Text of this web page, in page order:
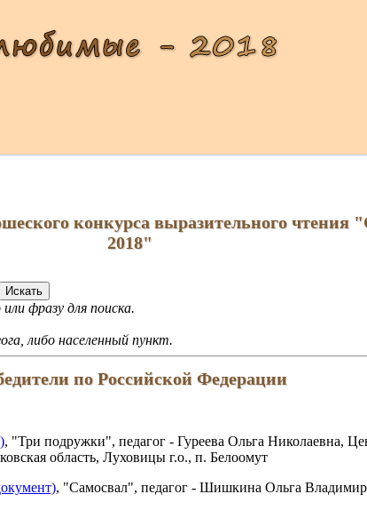
конкурса выразительного
2018"
фразу для поиска.
либо населенный пункт.
по Российской Федерации
, "Три подружки", педагог - Гуреева Ольга Николаевна,
область, Луховицы г.о., п. Белоомут
, "Самосвал", педагог - Шишкина Ольга